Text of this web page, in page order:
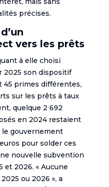
précises.
vers les prêts
à elle choisi
2025 son dispositif
45 primes différentes,
sur les prêts à taux
quelque 2 692
en 2024 restaient
gouvernement
pour solder ces
nouvelle subvention
et 2026. « Aucune
ou 2026 », a